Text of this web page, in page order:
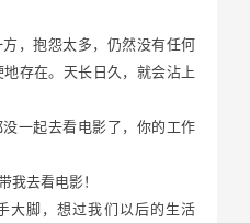
，抱怨太多，仍然没有任何
存在。天长日久，就会沾上
一起去看电影了，你的工作
我去看电影！
大脚，想过我们以后的生活